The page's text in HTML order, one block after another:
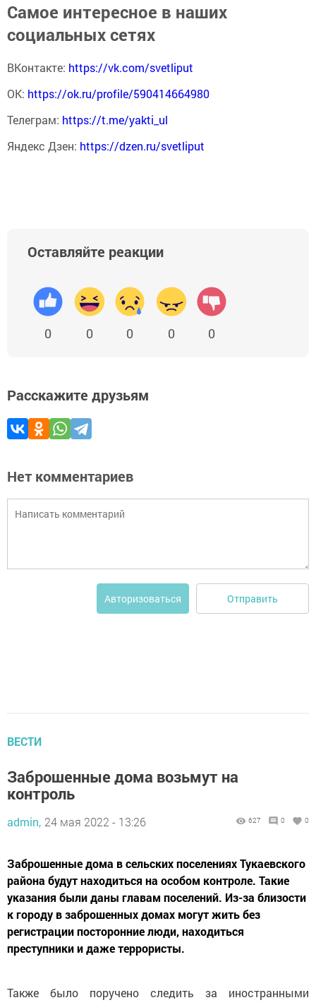
Самое интересное в наших
социальных сетях
ВКонтакте: https://vk.com/svetliput
ОК: https://ok.ru/profile/590414664980
Телеграм: https://t.me/yakti_ul
Яндекс Дзен: https://dzen.ru/svetliput
Оставляйте реакции
0 0 0 0 0
Расскажите друзьям
Нет комментариев
Авторизоваться Отправить
ВЕСТИ
Заброшенные дома возьмут на
контроль
admin, 24 мая 2022 - 13:26 627 0 0
Заброшенные дома в сельских поселениях Тукаевского
района будут находиться на особом контроле. Такие
указания были даны главам поселений. Из-за близости
к городу в заброшенных домах могут жить без
регистрации посторонние люди, находиться
преступники и даже террористы.
Также было поручено следить за иностранными